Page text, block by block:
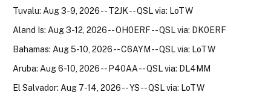
Tuvalu: Aug 3-9, 2026 -- T2JK -- QSL via: LoTW
Aland Is: Aug 3-12, 2026 -- OH0ERF -- QSL via: DK0ERF
Bahamas: Aug 5-10, 2026 -- C6AYM -- QSL via: LoTW
Aruba: Aug 6-10, 2026 -- P40AA -- QSL via: DL4MM
El Salvador: Aug 7-14, 2026 -- YS -- QSL via: LoTW